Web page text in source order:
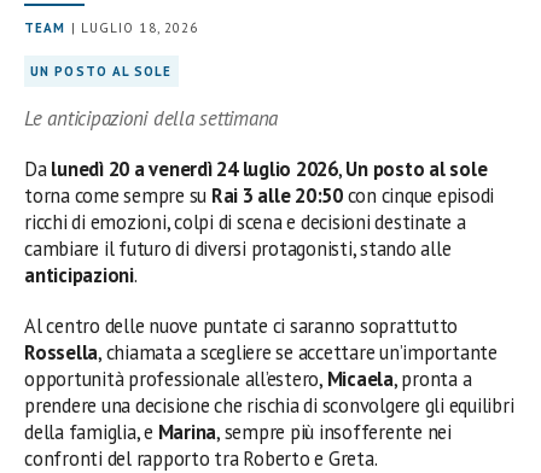
TEAM | LUGLIO 18, 2026
UN POSTO AL SOLE
Le anticipazioni della settimana
Dalunedì 20 a venerdì 24 luglio 2026,Un posto al sole
torna come sempre su Rai 3 alle 20:50con cinque episodi
ricchi di emozioni, colpi di scena e decisioni destinate a
cambiare il futuro di diversi protagonisti, stando alle
anticipazioni.
Al centro delle nuove puntate ci saranno soprattutto
Rossella, chiamata a scegliere se accettare un’importante
opportunità professionale all’estero, Micaela, pronta a
prendere una decisione che rischia di sconvolgere gli equilibri
della famiglia, e Marina, sempre più insofferente nei
confronti del rapporto tra Roberto e Greta.